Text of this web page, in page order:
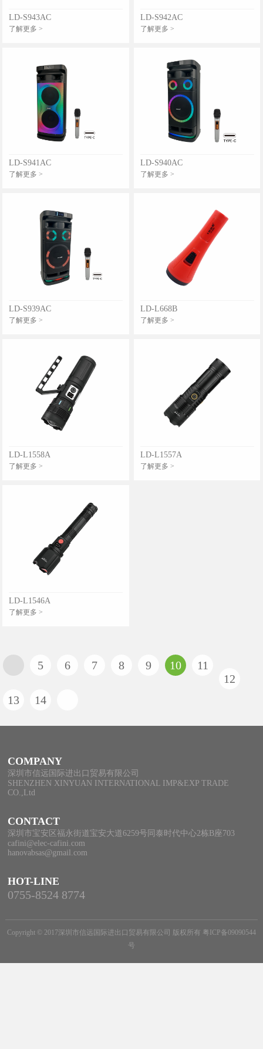
LD-S943AC
了解更多 >
LD-S942AC
了解更多 >
LD-S941AC
了解更多 >
LD-S940AC
了解更多 >
LD-S939AC
了解更多 >
LD-L668B
了解更多 >
LD-L1558A
了解更多 >
LD-L1557A
了解更多 >
LD-L1546A
了解更多 >
5 6 7 8 9 10
11
12
13
14
COMPANY
深圳市信远国际进出口贸易有限公司
SHENZHEN XINYUAN INTERNATIONAL IMP&EXP TRADE
CO.,Ltd
CONTACT
深圳市宝安区福永街道宝安大道6259号同泰时代中心2栋B座703
cafini@elec-cafini.com
hanovabsas@gmail.com
HOT-LINE
0755-8524 8774
Copyright © 2017深圳市信远国际进出口贸易有限公司 版权所有 粤ICP备09090544
号